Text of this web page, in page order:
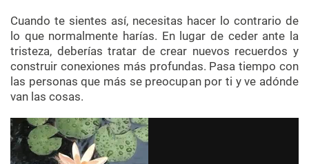
Cuando te sientes así, necesitas hacer lo contrario de
lo que normalmente harías. En lugar de ceder ante la
tristeza, deberías tratar de crear nuevos recuerdos y
construir conexiones más profundas. Pasa tiempo con
las personas que más se preocupan por ti y ve adónde
van las cosas.